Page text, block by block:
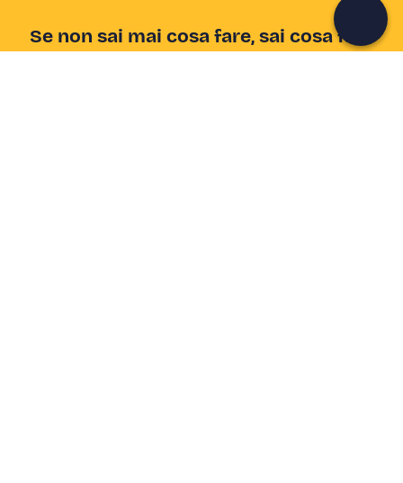
Se non sai mai cosa fare, sai cosa fare